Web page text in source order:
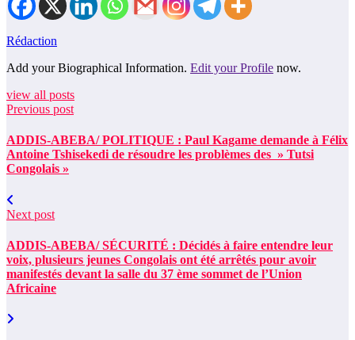
Rédaction
Add your Biographical Information. Edit your Profile now.
view all posts
Previous post
ADDIS-ABEBA/ POLITIQUE : Paul Kagame demande à Félix
Antoine Tshisekedi de résoudre les problèmes des » Tutsi
Congolais »
Next post
ADDIS-ABEBA/ SÉCURITÉ : Décidés à faire entendre leur
voix, plusieurs jeunes Congolais ont été arrêtés pour avoir
manifestés devant la salle du 37 ème sommet de l’Union
Africaine